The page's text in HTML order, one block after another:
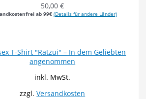
50,00€
ab 99€ (Details für andere Länder)
inkl. MwSt.
zzgl.Versandkosten